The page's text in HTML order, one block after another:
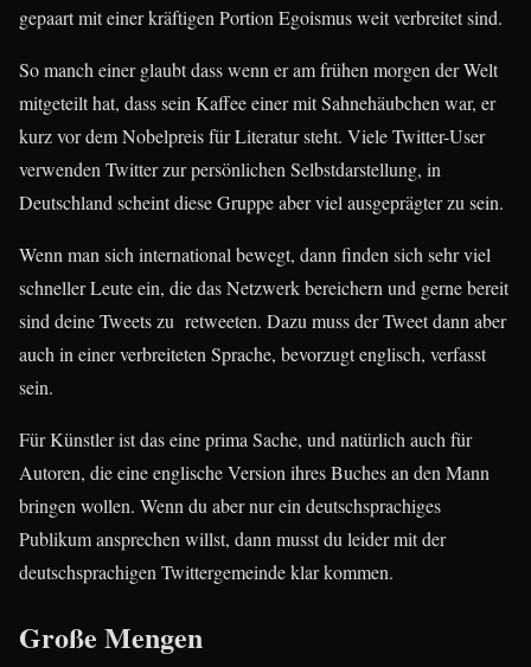
gepaart mit einer kräftigen Portion Egoismus weit verbreitet sind.
So manch einer glaubt dass wenn er am frühen morgen der Welt
mitgeteilt hat, dass sein Kaffee einer mit Sahnehäubchen war, er
kurz vor dem Nobelpreis für Literatur steht. Viele Twitter-User
verwenden Twitter zur persönlichen Selbstdarstellung, in
Deutschland scheint diese Gruppe aber viel ausgeprägter zu sein.
Wenn man sich international bewegt, dann finden sich sehr viel
schneller Leute ein, die das Netzwerk bereichern und gerne bereit
sind deine Tweets zu retweeten. Dazu muss der Tweet dann aber
auch in einer verbreiteten Sprache, bevorzugt englisch, verfasst
sein.
Für Künstler ist das eine prima Sache, und natürlich auch für
Autoren, die eine englische Version ihres Buches an den Mann
bringen wollen. Wenn du aber nur ein deutschsprachiges
Publikum ansprechen willst, dann musst du leider mit der
deutschsprachigen Twittergemeinde klar kommen.
Große Mengen